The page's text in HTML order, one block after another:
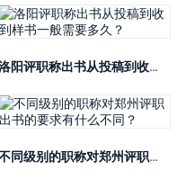
洛阳评职称出书从投稿到收到样书一般需要多久？
不同级别的职称对郑州评职出书的要求有什么不同？